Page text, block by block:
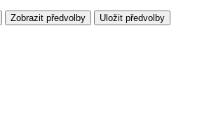
Zobrazit předvolby Uložit předvolby